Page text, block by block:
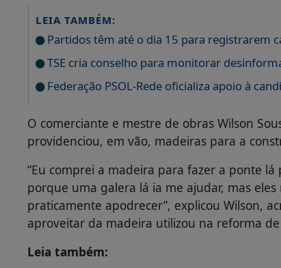
LEIA TAMBÉM:
Partidos têm até o dia 15 para registrarem
TSE cria conselho para monitorar
Federação PSOL-Rede oficializa apoio à
O comerciante e mestre de obras Wilson
providenciou, em vão, madeiras para a
“Eu comprei a madeira para fazer a ponte
porque uma galera lá ia me ajudar, mas
praticamente apodrecer”, explicou Wilson,
aproveitar da madeira utilizou na reforma
Leia também: